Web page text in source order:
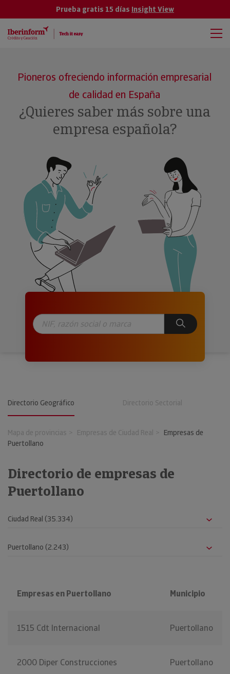
Prueba gratis 15 días Insight View
Pioneros ofreciendo información empresarial
de calidad en España
¿Quieres saber más sobre una
empresa española?
Directorio Geográfico Directorio Sectorial
Mapa de provincias Empresas de Ciudad Real
Empresas de
Puertollano
Directorio de empresas de
Puertollano
Empresas en Puertollano Municipio
1515 Cdt Internacional Puertollano
2000 Diper Construcciones Puertollano